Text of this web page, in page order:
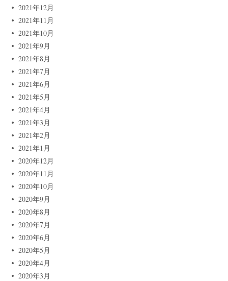
2021年12月
2021年11月
2021年10月
2021年9月
2021年8月
2021年7月
2021年6月
2021年5月
2021年4月
2021年3月
2021年2月
2021年1月
2020年12月
2020年11月
2020年10月
2020年9月
2020年8月
2020年7月
2020年6月
2020年5月
2020年4月
2020年3月